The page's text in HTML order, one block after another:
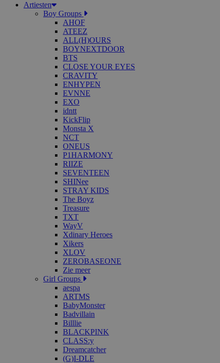
Artiesten
Boy Groups
AHOF
ATEEZ
ALL(H)OURS
BOYNEXTDOOR
BTS
CLOSE YOUR EYES
CRAVITY
ENHYPEN
EVNNE
EXO
idntt
KickFlip
Monsta X
NCT
ONEUS
P1HARMONY
RIIZE
SEVENTEEN
SHINee
STRAY KIDS
The Boyz
Treasure
TXT
WayV
Xdinary Heroes
Xikers
XLOV
ZEROBASEONE
Zie meer
Girl Groups
aespa
ARTMS
BabyMonster
Badvillain
Billlie
BLACKPINK
CLASS:y
Dreamcatcher
(G)I-DLE